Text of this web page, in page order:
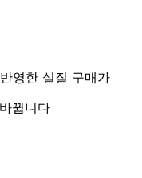
영한 실질 구매가
뀝니다